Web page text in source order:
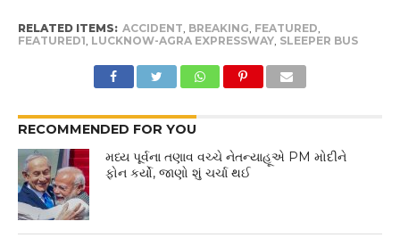
RELATED ITEMS: ACCIDENT BREAKING FEATURED
FEATURED1 LUCKNOW-AGRA EXPRESSWAY, SLEEPER BUS
RECOMMENDED FOR YOU
મધ્ય પૂર્વના તણાવ વચ્ચે નેતન્યાહૂએ PM મોદીને
ફોન કર્યો, જાણો શું ચર્ચા થઈ